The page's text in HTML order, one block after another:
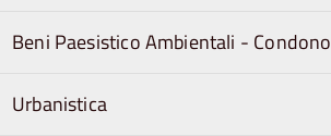
Beni Paesistico Ambientali - Condono
Urbanistica